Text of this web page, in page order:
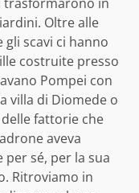
Oltre alle
scavi ci hanno
costruite presso
Pompei con
villa di Diomede o
fattorie che
aveva
sé, per la sua
Ritroviamo in